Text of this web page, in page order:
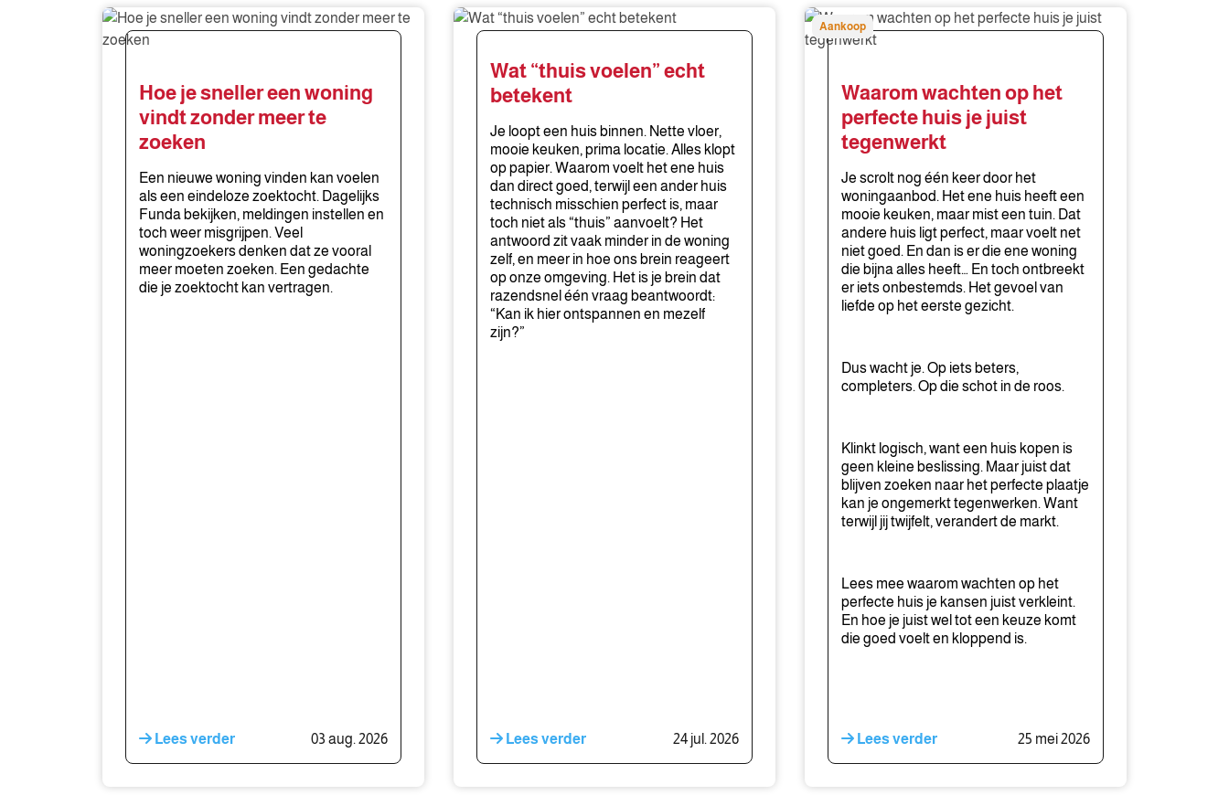
Hoe
je
woning
zonder
zoeken
Hoe je sneller een woning
vindt zonder meer te
zoeken
Een nieuwe woning vinden kan voelen
als een eindeloze zoektocht. Dagelijks
Funda bekijken, meldingen instellen en
toch weer misgrijpen. Veel
woningzoekers denken dat ze vooral
meer moeten zoeken. Een gedachte
die je zoektocht kan vertragen.
Lees verder 03 aug. 2026
Wat
“thuis
voelen”
betekent
Wat “thuis voelen” echt
betekent
Je loopt een huis binnen. Nette vloer,
mooie keuken, prima locatie. Alles klopt
op papier. Waarom voelt het ene huis
dan direct goed, terwijl een ander huis
technisch misschien perfect is, maar
toch niet als “thuis” aanvoelt? Het
antwoord zit vaak minder in de woning
zelf, en meer in hoe ons brein reageert
op onze omgeving. Het is je brein dat
razendsnel één vraag beantwoordt:
“Kan ik hier ontspannen en mezelf
zijn?”
Lees verder 24 jul. 2026
Waarom
wachten
perfecte
tegenwerkt
Aankoop
Waarom wachten op het
perfecte huis je juist
tegenwerkt
Je scrolt nog één keer door het
woningaanbod. Het ene huis heeft een
mooie keuken, maar mist een tuin. Dat
andere huis ligt perfect, maar voelt net
niet goed. En dan is er die ene woning
die bijna alles heeft… En toch ontbreekt
er iets onbestemds. Het gevoel van
liefde op het eerste gezicht.
Dus wacht je. Op iets beters,
completers. Op die schot in de roos.
Klinkt logisch, want een huis kopen is
geen kleine beslissing. Maar juist dat
blijven zoeken naar het perfecte plaatje
kan je ongemerkt tegenwerken. Want
terwijl jij twijfelt, verandert de markt.
Lees mee waarom wachten op het
perfecte huis je kansen juist verkleint.
En hoe je juist wel tot een keuze komt
die goed voelt en kloppend is.
Lees verder 25 mei 2026